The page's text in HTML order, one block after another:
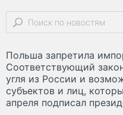
Польша запретила
Соответствующий
угля из России и
субъектов и лиц,
апреля подписал